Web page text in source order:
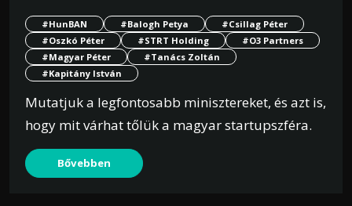
#HunBAN #Balogh Petya
#Csillag Péter
#Oszkó Péter
#STRT Holding
#O3 Partners
#Magyar Péter
#Tanács Zoltán
#Kapitány István
Mutatjuk a legfontosabb minisztereket, és azt is,
hogy mit várhat tőlük a magyar startupszféra.
Bővebben